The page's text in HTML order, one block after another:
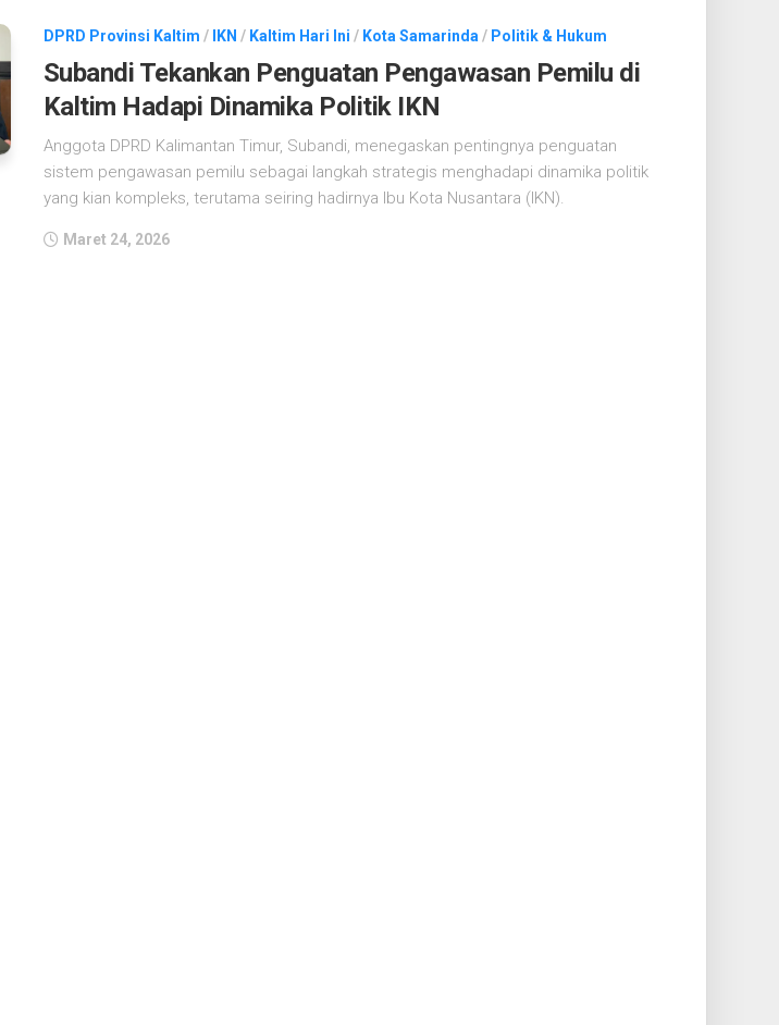
DPRD Provinsi Kaltim / IKN / Kaltim Hari Ini / Kota Samarinda / Politik & Hukum
Subandi Tekankan Penguatan Pengawasan Pemilu di
Kaltim Hadapi Dinamika Politik IKN
Anggota DPRD Kalimantan Timur, Subandi, menegaskan pentingnya penguatan
sistem pengawasan pemilu sebagai langkah strategis menghadapi dinamika politik
yang kian kompleks, terutama seiring hadirnya Ibu Kota Nusantara (IKN).
Maret 24, 2026